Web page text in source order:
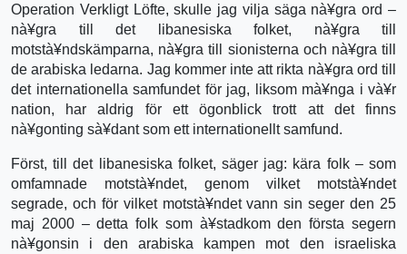
Operation Verkligt Löfte, skulle jag vilja säga nà¥gra ord –
nà¥gra till det libanesiska folket, nà¥gra till
motstà¥ndskämparna, nà¥gra till sionisterna och nà¥gra till
de arabiska ledarna. Jag kommer inte att rikta nà¥gra ord till
det internationella samfundet för jag, liksom mà¥nga i và¥r
nation, har aldrig för ett ögonblick trott att det finns
nà¥gonting sà¥dant som ett internationellt samfund.
Först, till det libanesiska folket, säger jag: kära folk – som
omfamnade motstà¥ndet, genom vilket motstà¥ndet
segrade, och för vilket motstà¥ndet vann sin seger den 25
maj 2000 – detta folk som à¥stadkom den första segern
nà¥gonsin i den arabiska kampen mot den israeliska